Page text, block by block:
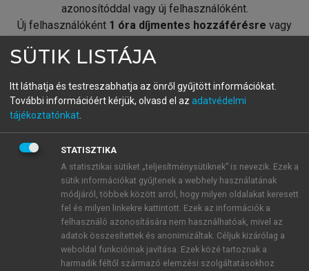
azonosítóddal vagy új felhasználóként.
Új felhasználóként 1 óra díjmentes hozzáférésre vagy
fiókoddal,vagy hozz létre új fiókot.
A regisztráció után apróbaidőszakautomatikusan
BELÉPÉS SAJÁT FIÓKKAL
ÚJ FIÓK LÉTREHOZÁSA
1 óra díjmentes hozzáférés
E-MAIL-CÍM
SÜTIK LISTÁJA
Itt láthatja és testreszabhatja az önről gyűjtött információkat.
További információért kérjük, olvasd el az adatvédelmi
tájékoztatónkat
STATISZTIKA
A statisztikai sütiket „teljesítménysütiknek” is nevezik. Ezek a
sütik információkat gyűjtenek a webhely használatának
módjáról, többek között arról, hogy milyen oldalakat keresett
fel és milyen linkekre kattintott. Ezek az információk a
felhasználó azonosítására nem használhatóak, mivel az
adatok összesítettek és anonimizáltak. Céljuk kizárólag a
weboldal funkcióinak javítása. Ezek közé tartoznak a
harmadik féltől származó elemzési szolgáltatásokhoz